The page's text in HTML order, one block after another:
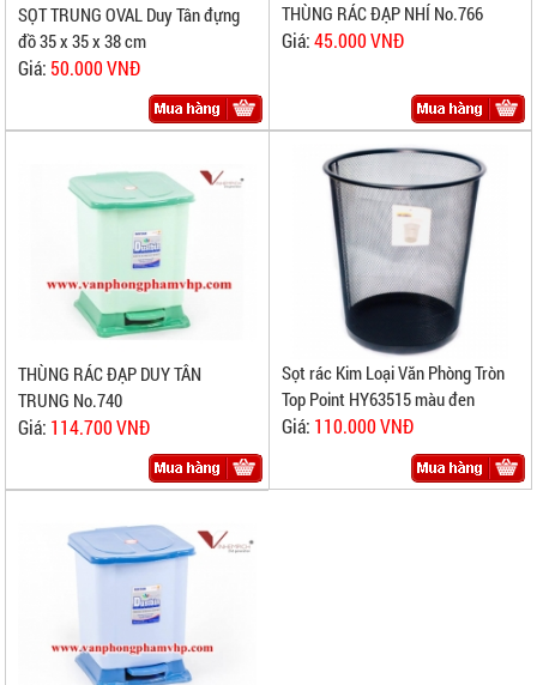
SỌT TRUNG OVAL Duy Tân đựng
đồ 35 x 35 x 38 cm
Giá: 50.000 VNĐ
THÙNG RÁC ĐẠP NHÍ No.766
Giá:45.000 VNĐ
THÙNG RÁC ĐẠP DUY TÂN
TRUNG No.740
Giá: 114.700 VNĐ
Sọt rác Kim Loại Văn Phòng Tròn
Top Point HY63515 màu đen
Giá: 110.000 VNĐ